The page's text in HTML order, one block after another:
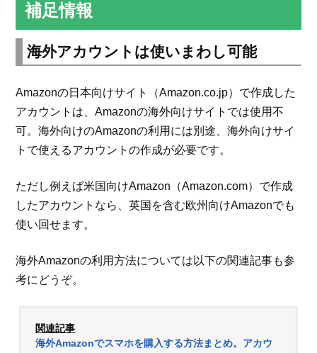
補足情報
海外アカウントは使いまわし可能
Amazonの日本向けサイト（Amazon.co.jp）で作成した
アカウントは、Amazonの海外向けサイトでは使用不
可。海外向けのAmazonの利用には別途、海外向けサイ
トで使えるアカウントの作成が必要です。
ただし例えば米国向けAmazon（Amazon.com）で作成
したアカウントなら、英国を含む欧州向けAmazonでも
使い回せます。
海外Amazonの利用方法については以下の関連記事も参
考にどうぞ。
関連記事
海外Amazonでスマホを購入する方法まとめ。アカウ